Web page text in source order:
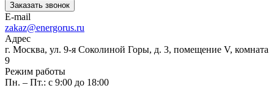
Заказать звонок
E-mail
zakaz@energorus.ru
Адрес
г. Москва, ул. 9-я Соколиной Горы, д. 3, помещение V, комната
9
Режим работы
Пн. – Пт.: с 9:00 до 18:00